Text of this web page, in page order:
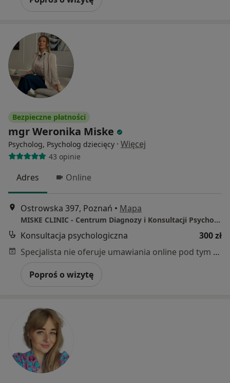
Bezpieczne płatności
mgr Weronika Miske
Psycholog, Psycholog dziecięcy · Więcej
43 opinie
Adres Online
Ostrowska 397, Poznań • Mapa
MISKE CLINIC - Centrum Diagnozy i Konsultacji Psychologicznej
Konsultacja psychologiczna
300 zł
Specjalista nie oferuje umawiania online pod tym adresem.
Poproś o wizytę